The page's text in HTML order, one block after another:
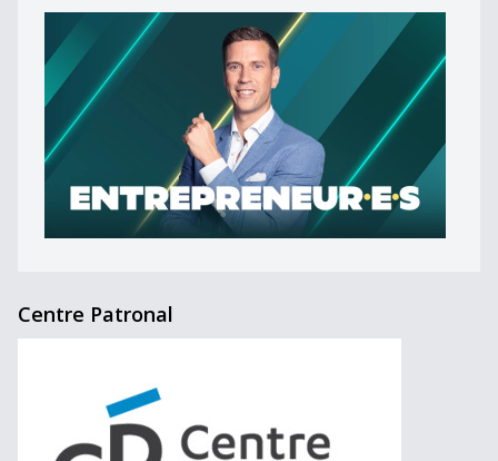
Centre Patronal